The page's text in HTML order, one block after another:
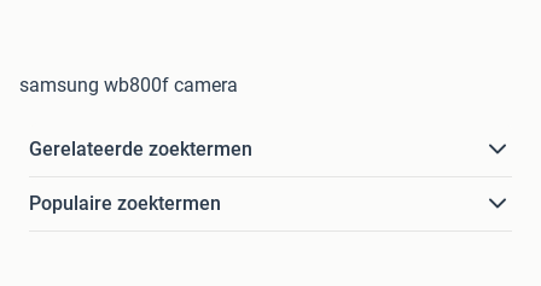
samsung wb800f camera
Gerelateerde zoektermen
Populaire zoektermen